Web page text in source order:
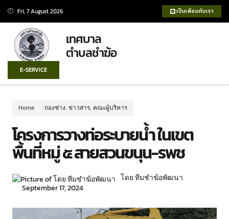
Fri, 7 August 2026 เป็นเพื่อนกับเรา
เทศบาล
ตำบลชำฆ้อ
E-SERVICE
Home กองช่าง, ข่าวสาร, คณะผู้บริหาร
โครงการวางท่อระบายน้ำ ในเขต
พื้นที่หมู่ ๕ สายสวนขนุน-รพช
โดย ทีมชำฆ้อพัฒนา
September 17, 2024